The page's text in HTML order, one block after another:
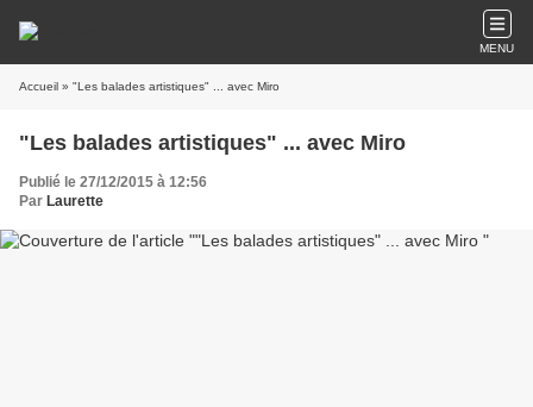
MENU
Accueil » "Les balades artistiques" ... avec Miro
"Les balades artistiques" ... avec Miro
Publié le 27/12/2015 à 12:56
Par Laurette